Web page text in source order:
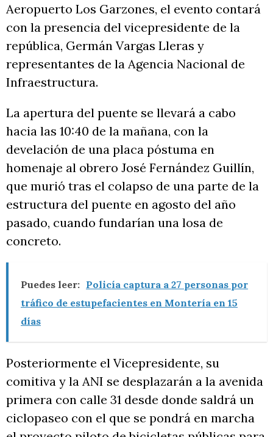
Aeropuerto Los Garzones, el evento contará
con la presencia del vicepresidente de la
república, Germán Vargas Lleras y
representantes de la Agencia Nacional de
Infraestructura.
La apertura del puente se llevará a cabo
hacia las 10:40 de la mañana, con la
develación de una placa póstuma en
homenaje al obrero José Fernández Guillín,
que murió tras el colapso de una parte de la
estructura del puente en agosto del año
pasado, cuando fundarían una losa de
concreto.
Puedes leer: Policía captura a 27 personas por
tráfico de estupefacientes en Montería en 15
días
Posteriormente el Vicepresidente, su
comitiva y la ANI se desplazarán a la avenida
primera con calle 31 desde donde saldrá un
ciclopaseo con el que se pondrá en marcha